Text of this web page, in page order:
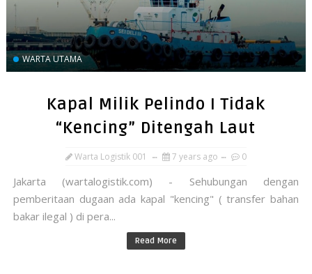
WARTA UTAMA
Kapal Milik Pelindo I Tidak
“Kencing” Ditengah Laut
Warta Logistik 001 7 years ago 0
Jakarta (wartalogistik.com) - Sehubungan dengan
pemberitaan dugaan ada kapal "kencing" ( transfer bahan
bakar ilegal ) di pera...
Read More